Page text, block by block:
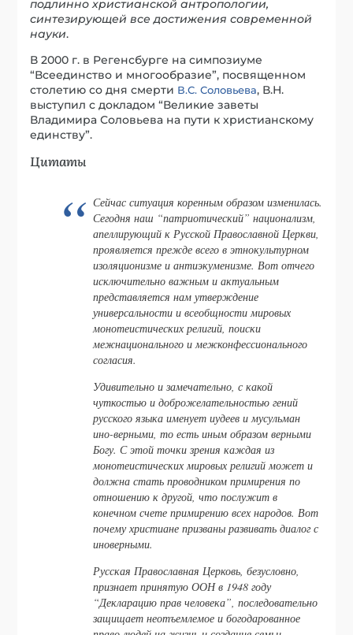
подлинно христианской антропологии,
синтезирующей все достижения современной
науки.
В 2000 г. в Регенсбурге на симпозиуме
“Всеединство и многообразие”, посвященном
столетию со дня смерти В.С. Соловьева, В.Н.
выступил с докладом “Великие заветы
Владимира Соловьева на пути к христианскому
единству”.
Цитаты
Сейчас ситуация коренным образом изменилась.
Сегодня наш “патриотический” национализм,
апеллирующий к Русской Православной Церкви,
проявляется прежде всего в этнокультурном
изоляционизме и антиэкуменизме. Вот отчего
исключительно важным и актуальным
представляется нам утверждение
универсальности и всеобщности мировых
монотеистических религий, поиски
межнационального и межконфессионального
согласия.
Удивительно и замечательно, с какой
чуткостью и доброжелательностью гений
русского языка именует иудеев и мусульман
ино-верными, то есть иным образом верными
Богу. С этой точки зрения каждая из
монотеистических мировых религий может и
должна стать проводником примирения по
отношению к другой, что послужит в
конечном счете примирению всех народов. Вот
почему христиане призваны развивать диалог с
иноверными.
Русская Православная Церковь, безусловно,
признает принятую ООН в 1948 году
“Декларацию прав человека”, последовательно
защищает неотъемлемое и богодарованное